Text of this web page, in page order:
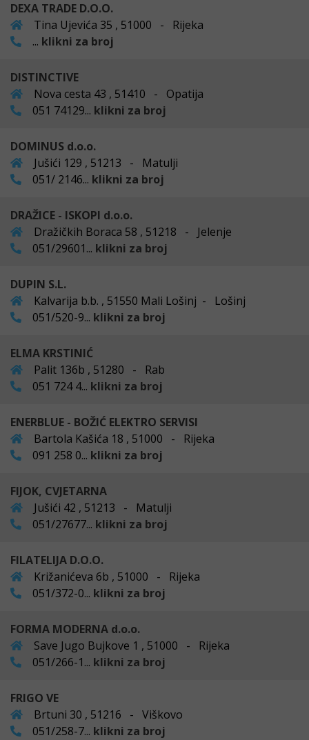
DEXA TRADE D.O.O.
Tina Ujevića 35 , 51000 - Rijeka
... klikni za broj
DISTINCTIVE
Nova cesta 43 , 51410 - Opatija
051 74129... klikni za broj
DOMINUS d.o.o.
Jušići 129 , 51213 - Matulji
051/ 2146... klikni za broj
DRAŽICE - ISKOPI d.o.o.
Dražičkih Boraca 58 , 51218 - Jelenje
051/29601... klikni za broj
DUPIN S.L.
Kalvarija b.b. , 51550 Mali Lošinj - Lošinj
051/520-9... klikni za broj
ELMA KRSTINIĆ
Palit 136b , 51280 - Rab
051 724 4... klikni za broj
ENERBLUE - BOŽIĆ ELEKTRO SERVISI
Bartola Kašića 18 , 51000 - Rijeka
091 258 0... klikni za broj
FIJOK, CVJETARNA
Jušići 42 , 51213 - Matulji
051/27677... klikni za broj
FILATELIJA D.O.O.
Križanićeva 6b , 51000 - Rijeka
051/372-0... klikni za broj
FORMA MODERNA d.o.o.
Save Jugo Bujkove 1 , 51000 - Rijeka
051/266-1... klikni za broj
FRIGO VE
Brtuni 30 , 51216 - Viškovo
051/258-7... klikni za broj